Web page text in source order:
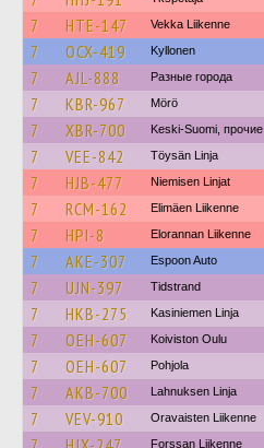
7 HTE-147 Vekka Liikenne
7 OCX-419 Kyllonen
7 AJL-888 Разные города
7 KBR-967 Mörö
7 XBR-700 Keski-Suomi, прочие
7 VEE-842 Töysän Linja
7 HJB-477 Niemisen Linjat
7 RCM-162 Elimäen Liikenne
7 HPI-8 Elorannan Liikenne
7 AKE-307 Espoon Auto
7 UJN-397 Tidstrand
7 HKB-275 Kasiniemen Linja
7 OEH-607 Koiviston Oulu
7 OEH-607 Pohjola
7 AKB-700 Lahnuksen Linja
7 VEV-910 Oravaisten Liikenne
Forssan Liikenne